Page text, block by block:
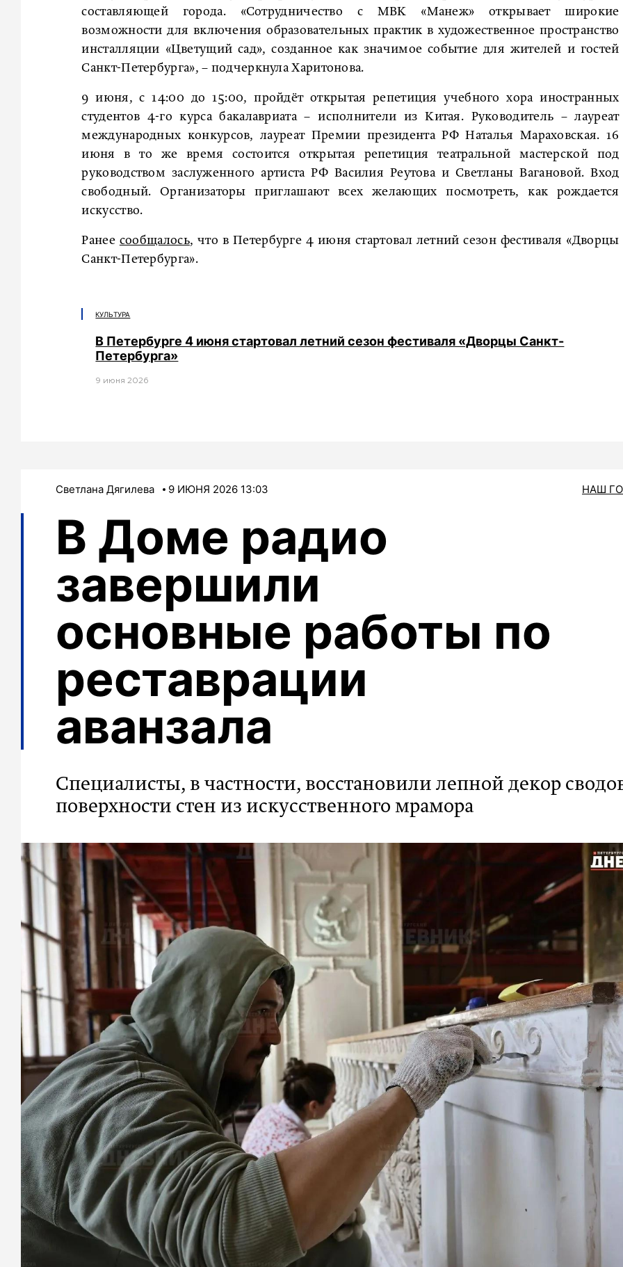
составляющей города. «Сотрудничество с МВК «Манеж» открывает широкие
возможности для включения образовательных практик в художественное пространство
инсталляции «Цветущий сад», созданное как значимое событие для жителей и гостей
Санкт-Петербурга», – подчеркнула Харитонова.
9 июня, с 14:00 до 15:00, пройдёт открытая репетиция учебного хора иностранных
студентов 4-го курса бакалавриата – исполнители из Китая. Руководитель – лауреат
международных конкурсов, лауреат Премии президента РФ Наталья Мараховская. 16
июня в то же время состоится открытая репетиция театральной мастерской под
руководством заслуженного артиста РФ Василия Реутова и Светланы Вагановой. Вход
свободный. Организаторы приглашают всех желающих посмотреть, как рождается
искусство.
Ранее сообщалось, что в Петербурге 4 июня стартовал летний сезон фестиваля «Дворцы
Санкт-Петербурга».
КУЛЬТУРА
В Петербурге 4 июня стартовал летний сезон фестиваля «Дворцы Санкт-
Петербурга»
9 июня 2026
Светлана Дягилева 9 ИЮНЯ 2026 13:03 НАШ
В Доме радио
завершили
основные работы по
реставрации
аванзала
Специалисты, в частности, восстановили лепной декор
поверхности стен из искусственного мрамора